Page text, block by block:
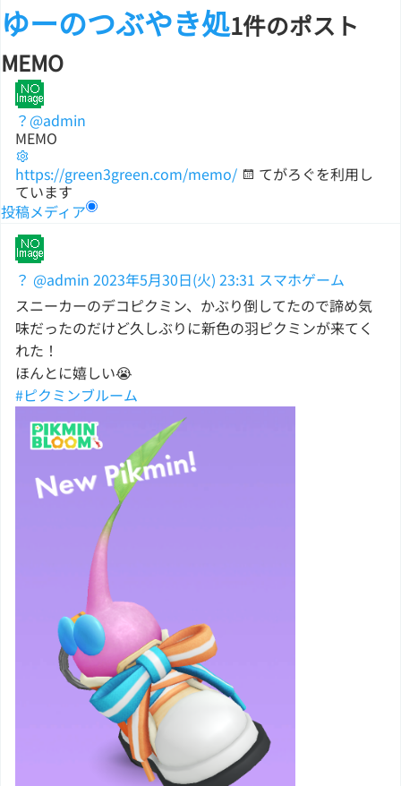
ゆーのつぶやき処1件のポスト
MEMO
？ @admin
MEMO
https://green3green.com/memo/
てがろぐを利用し
ています
投稿メディア
？ @admin 2023年5月30日(火) 23:31 スマホゲーム
スニーカーのデコピクミン、かぶり倒してたので諦め気
味だったのだけど久しぶりに新色の羽ピクミンが来てく
れた！
ほんとに嬉しい😭
#ピクミンブルーム